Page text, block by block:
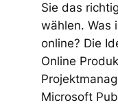
Sie das
wählen. Was
online? Die
Online
Microsoft